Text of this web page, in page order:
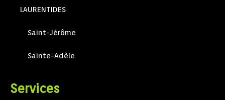
LAURENTIDES
Saint-Jérôme
Sainte-Adèle
Services